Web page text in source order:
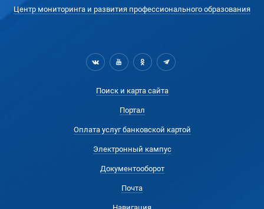
Центр мониторинга и развития профессионального образования
Поиск и карта сайта
Портал
Оплата услуг банковской картой
Электронный кампус
Документооборот
Почта